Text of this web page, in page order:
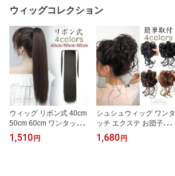
法の杖 大人 子供 魔法使
い コスプレ衣装 ハロウ
ィン お揃い パーティー
衣装 学園祭 文化祭 格好
いい 人気 祭り
んやり コンプレッション
レッグスリーブ 自転車
釣り スポーツ アウトド
ア 高通気性
ウィッグコレクション
ウィッグ リボン式 40cm
50cm 60cm ワンタッチ
エクステ ロング ポイン
トウィッグ 部分ウィッグ
1,510円
シュシュウィッグ ワンタ
ッチ エクステ お団子ウ
ィッグ 簡単取付 レディ
ース 和装 髪飾り おしゃ
1,680円